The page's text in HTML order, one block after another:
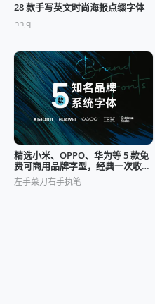
28 款手写英文时尚海报点缀字体
nhjq
精选小米、OPPO、华为等 5 款免
费可商用品牌字型，经典一次收
藏！
左手菜刀右手执笔